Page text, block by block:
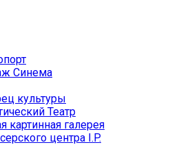
Синема
культуры
Театр
картинная галерея
центра I.P.